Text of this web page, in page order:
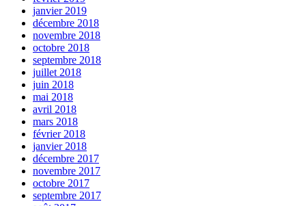
janvier 2019
décembre 2018
novembre 2018
octobre 2018
septembre 2018
juillet 2018
juin 2018
mai 2018
avril 2018
mars 2018
février 2018
janvier 2018
décembre 2017
novembre 2017
octobre 2017
septembre 2017